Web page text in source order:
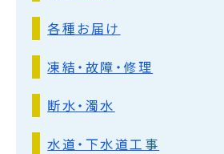
各種お届け
凍結・故障・修理
断水・濁水
水道・下水道工事